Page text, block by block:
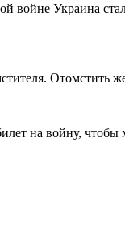
Украина
Отомстить
на войну,